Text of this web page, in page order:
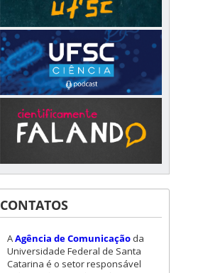
CONTATOS
AAgência de Comunicação da
Universidade Federal de Santa
Catarina é o setor responsável